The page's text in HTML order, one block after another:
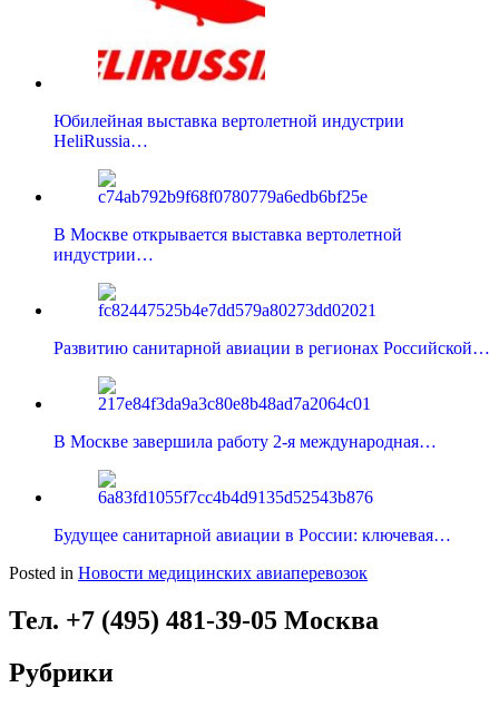
Юбилейная выставка вертолетной индустрии
HeliRussia…
В Москве открывается выставка вертолетной
индустрии…
Развитию санитарной авиации в регионах Российской…
В Москве завершила работу 2-я международная…
Будущее санитарной авиации в России: ключевая…
Posted in Новости медицинских авиаперевозок
Тел. +7 (495) 481-39-05 Москва
Рубрики